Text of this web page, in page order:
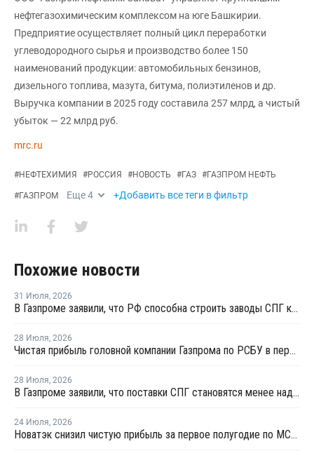
нефтегазохимическим комплексом на юге Башкирии.
Предприятие осуществляет полный цикл переработки
углеводородного сырья и производство более 150
наименований продукции: автомобильных бензинов,
дизельного топлива, мазута, битума, полиэтиленов и др.
Выручка компании в 2025 году составила 257 млрд, а чистый
убыток — 22 млрд руб.
mrc.ru
#НЕФТЕХИМИЯ #РОССИЯ #НОВОСТЬ #ГАЗ #ГАЗПРОМ НЕФТЬ
#ГАЗПРОМ Еще4 +Добавить все теги в фильтр
Похожие новости
31 Июля, 2026
В Газпроме заявили, что РФ способна строить заводы СПГ как у себя, так и за рубежом
28 Июля, 2026
Чистая прибыль головной компании Газпрома по РСБУ в первом полугодии составила 78 млрд рублей
28 Июля, 2026
В Газпроме заявили, что поставки СПГ становятся менее надежным способом газоснабжения
24 Июля, 2026
Новатэк снизил чистую прибыль за первое полугодие по МСФО на 3,1%